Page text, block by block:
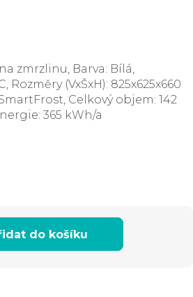
do košíku
zmrzlinu, Barva: Bílá,
Rozměry (VxŠxH): 825x625x660
Celkový objem: 142
365 kWh/a